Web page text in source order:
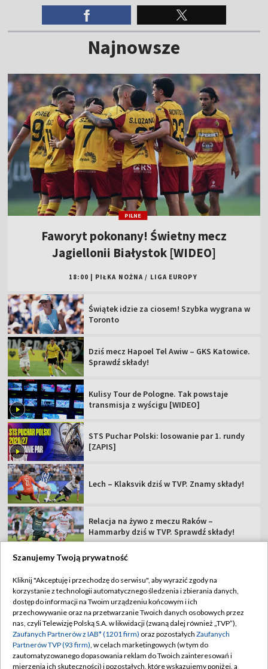
Najnowsze
PILNE
Faworyt pokonany! Świetny mecz
Jagiellonii Białystok [WIDEO]
18:00 PIŁKA NOŻNA / LIGA EUROPY
Świątek idzie za ciosem! Szybka wygrana w
Toronto
Dziś mecz Hapoel Tel Awiw – GKS Katowice.
Sprawdź składy!
Kulisy Tour de Pologne. Tak powstaje
transmisja z wyścigu [WIDEO]
STS Puchar Polski: losowanie par 1. rundy
[ZAPIS]
Lech – Klaksvik dziś w TVP. Znamy składy!
Relacja na żywo z meczu Raków –
Hammarby dziś w TVP. Sprawdź składy!
TVP
Abonament TVP
Sklep TVP
Biuro Reklamy
Regulamin TVP
Polityka prywatności
Moje zgody
Szanujemy Twoją prywatność
Kliknij "Akceptuję i przechodzę do serwisu", aby wyrazić zgody na
korzystanie z technologii automatycznego śledzenia i zbierania danych,
dostęp do informacji na Twoim urządzeniu końcowym i ich
przechowywanie oraz na przetwarzanie Twoich danych osobowych przez
nas, czyli Telewizję Polską S.A. w likwidacji (zwaną dalej również „TVP”),
Zaufanych Partnerów z IAB* (1201 firm) oraz pozostałych Zaufanych
Partnerów TVP (93 firm), w celach marketingowych (w tym do
zautomatyzowanego dopasowania reklam do Twoich zainteresowań i
mierzenia ich skuteczności) i pozostałych, które wskazujemy poniżej, a